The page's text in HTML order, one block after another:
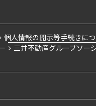
個人情報の開示等手続きに
三井不動産グループソー